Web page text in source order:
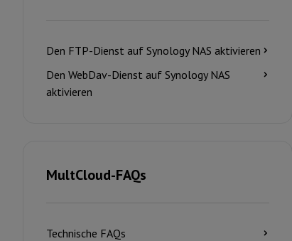
Den FTP-Dienst auf Synology NAS aktivieren
Den WebDav-Dienst auf Synology NAS
aktivieren
MultCloud-FAQs
Technische FAQs